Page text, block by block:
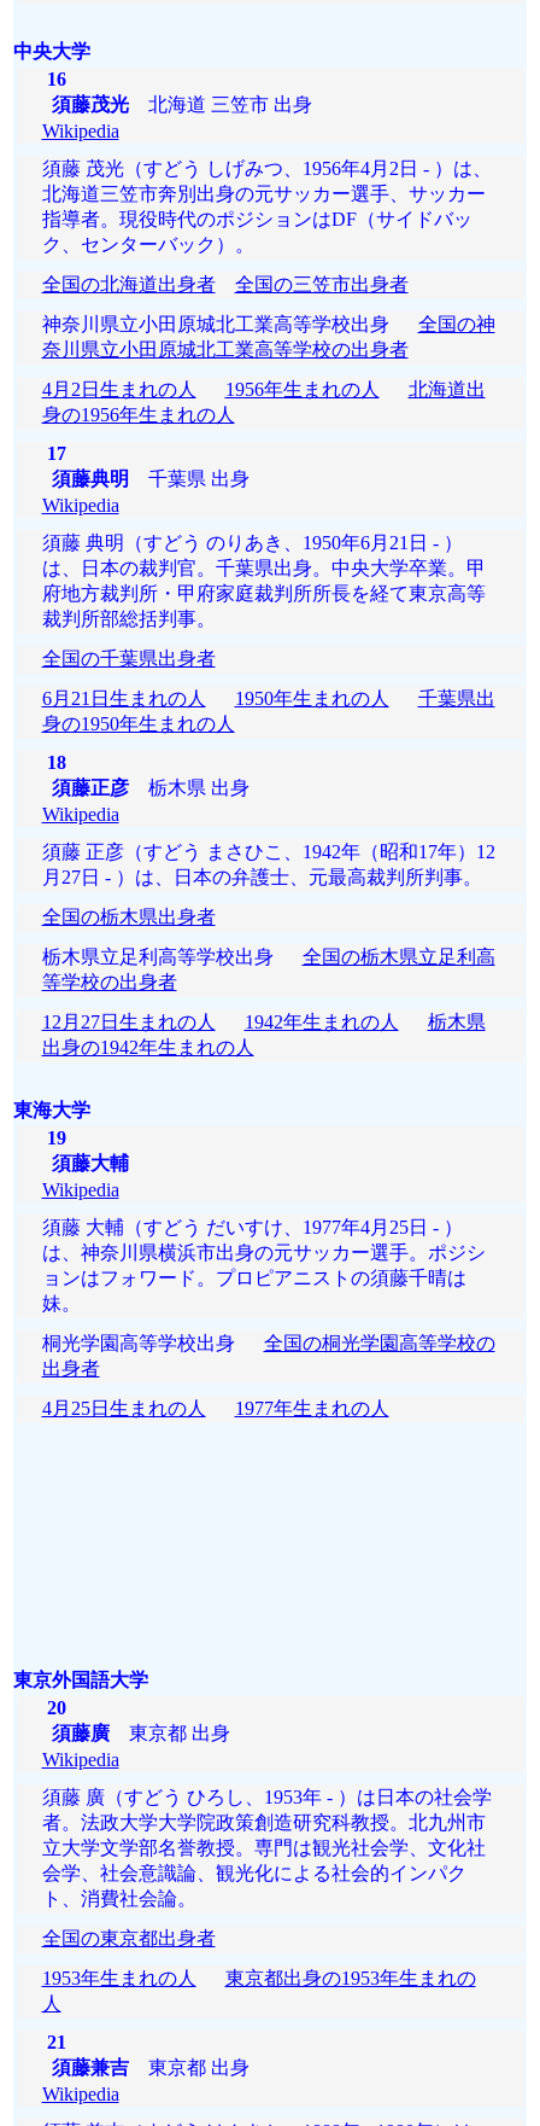
中央大学
16
須藤茂光北海道 三笠市 出身
Wikipedia
須藤 茂光（すどう しげみつ、1956年4月2日 - ）は、
北海道三笠市奔別出身の元サッカー選手、サッカー
指導者。現役時代のポジションはDF（サイドバッ
ク、センターバック）。
全国の北海道出身者
全国の三笠市出身者
神奈川県立小田原城北工業高等学校出身 全国の神
奈川県立小田原城北工業高等学校の出身者
4月2日生まれの人
1956年生まれの人
北海道出
身の1956年生まれの人
17
須藤典明 千葉県 出身
Wikipedia
須藤 典明（すどう のりあき、1950年6月21日 - ）
は、日本の裁判官。千葉県出身。中央大学卒業。甲
府地方裁判所・甲府家庭裁判所所長を経て東京高等
裁判所部総括判事。
全国の千葉県出身者
6月21日生まれの人
1950年生まれの人
千葉県出
身の1950年生まれの人
18
須藤正彦栃木県 出身
Wikipedia
須藤 正彦（すどう まさひこ、1942年（昭和17年）12
月27日 - ）は、日本の弁護士、元最高裁判所判事。
全国の栃木県出身者
栃木県立足利高等学校出身 全国の栃木県立足利高
等学校の出身者
12月27日生まれの人
1942年生まれの人
栃木県
出身の1942年生まれの人
東海大学
19
須藤大輔
Wikipedia
須藤 大輔（すどう だいすけ、1977年4月25日 - ）
は、神奈川県横浜市出身の元サッカー選手。ポジシ
ョンはフォワード。プロピアニストの須藤千晴は
妹。
桐光学園高等学校出身 全国の桐光学園高等学校の
出身者
4月25日生まれの人
1977年生まれの人
東京外国語大学
20
須藤廣東京都 出身
Wikipedia
須藤 廣（すどう ひろし、1953年 - ）は日本の社会学
者。法政大学大学院政策創造研究科教授。北九州市
立大学文学部名誉教授。専門は観光社会学、文化社
会学、社会意識論、観光化による社会的インパク
ト、消費社会論。
全国の東京都出身者
1953年生まれの人
東京都出身の1953年生まれの
人
21
須藤兼吉東京都 出身
Wikipedia